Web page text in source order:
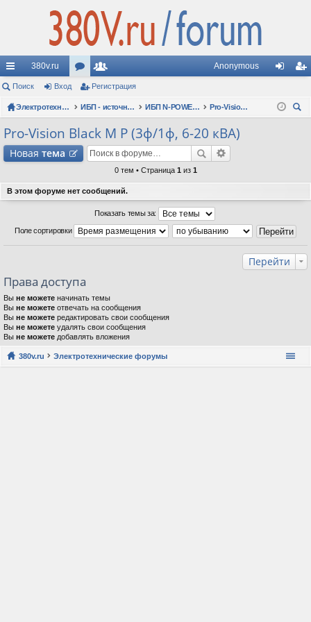
с
ы
лк
380v.ru
ор
ум
ы
ол
ьз
ов
ат
и
Anonymous
д ис
Поиск Вход Регистрация
Электротехнические форумы ИБП - источники бесперебойного питания ИБП N-POWER: новые модели (презентации, фотосессии, обзоры)
Pro-Vision Black M P (3ф/1ф, 6-20 кВА)
Pro-Vision Black M P (3ф/1ф, 6-20 кВА)
Новая тема
0 тем • Страница 1 из 1
В этом форуме нет сообщений.
Показать темы за:
Поле сортировки
Перейти
Права доступа
Вы не можете начинать темы
Вы не можете отвечать на сообщения
Вы не можете редактировать свои сообщения
Вы не можете удалять свои сообщения
Вы не можете добавлять вложения
380v.ru Электротехнические форумы